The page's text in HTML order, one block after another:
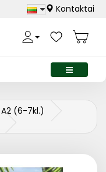
Kontaktai
A2 (6-7kl.)